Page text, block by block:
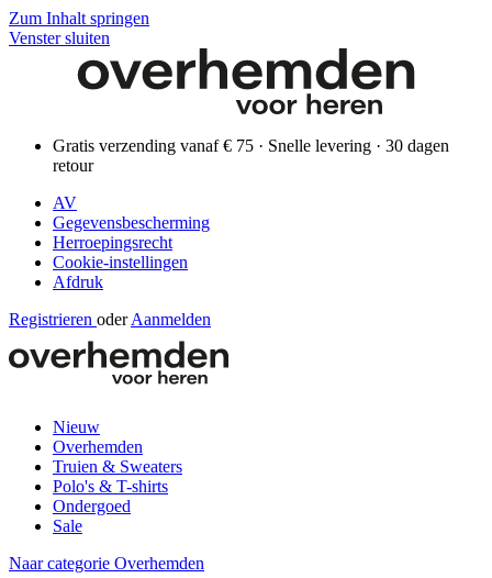
Zum Inhalt springen
Venster sluiten
Gratis verzending vanaf € 75 · Snelle levering · 30 dagen
retour
AV
Gegevensbescherming
Herroepingsrecht
Cookie-instellingen
Afdruk
Registrieren oder Aanmelden
Nieuw
Overhemden
Truien & Sweaters
Polo's & T-shirts
Ondergoed
Sale
Naar categorie Overhemden